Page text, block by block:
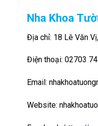
Nha Khoa
Địa chỉ: 18 Lê Văn
Điện thoại: 02703
Email:
Website: